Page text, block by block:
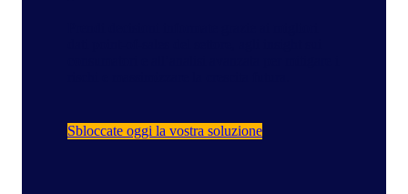
Sbloccate oggi la vostra soluzione